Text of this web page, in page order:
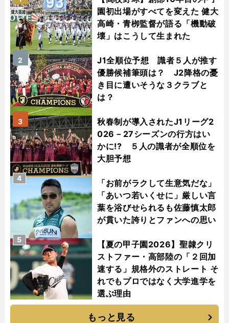
園初出場がすべてを変えた 健大
高崎・青栁監督が語る「機動破
壊」はこうして生まれた
J1全順位予想 識者５人が推す
優勝候補筆頭は？ J2降格の憂
き目に遭いそうな３クラブと
は？
2
秋春制が導入されたJ1リーグ2
026－27シーズンの行方はい
かに!? ５人の識者が全順位を
大胆予想
3
「お前がラクして生意気だな」
「あいつ若いくせに」厳しい言
葉を浴びせられるも佐藤慎太郎
が貫いた誇りとファンへの思い
4
【夏の甲子園2026】聖隷クリ
ストファー・高部陸の「２回加
速する」規格外のストレート そ
れでもプロではなく大学進学を
選ぶ理由
5
もっと見る